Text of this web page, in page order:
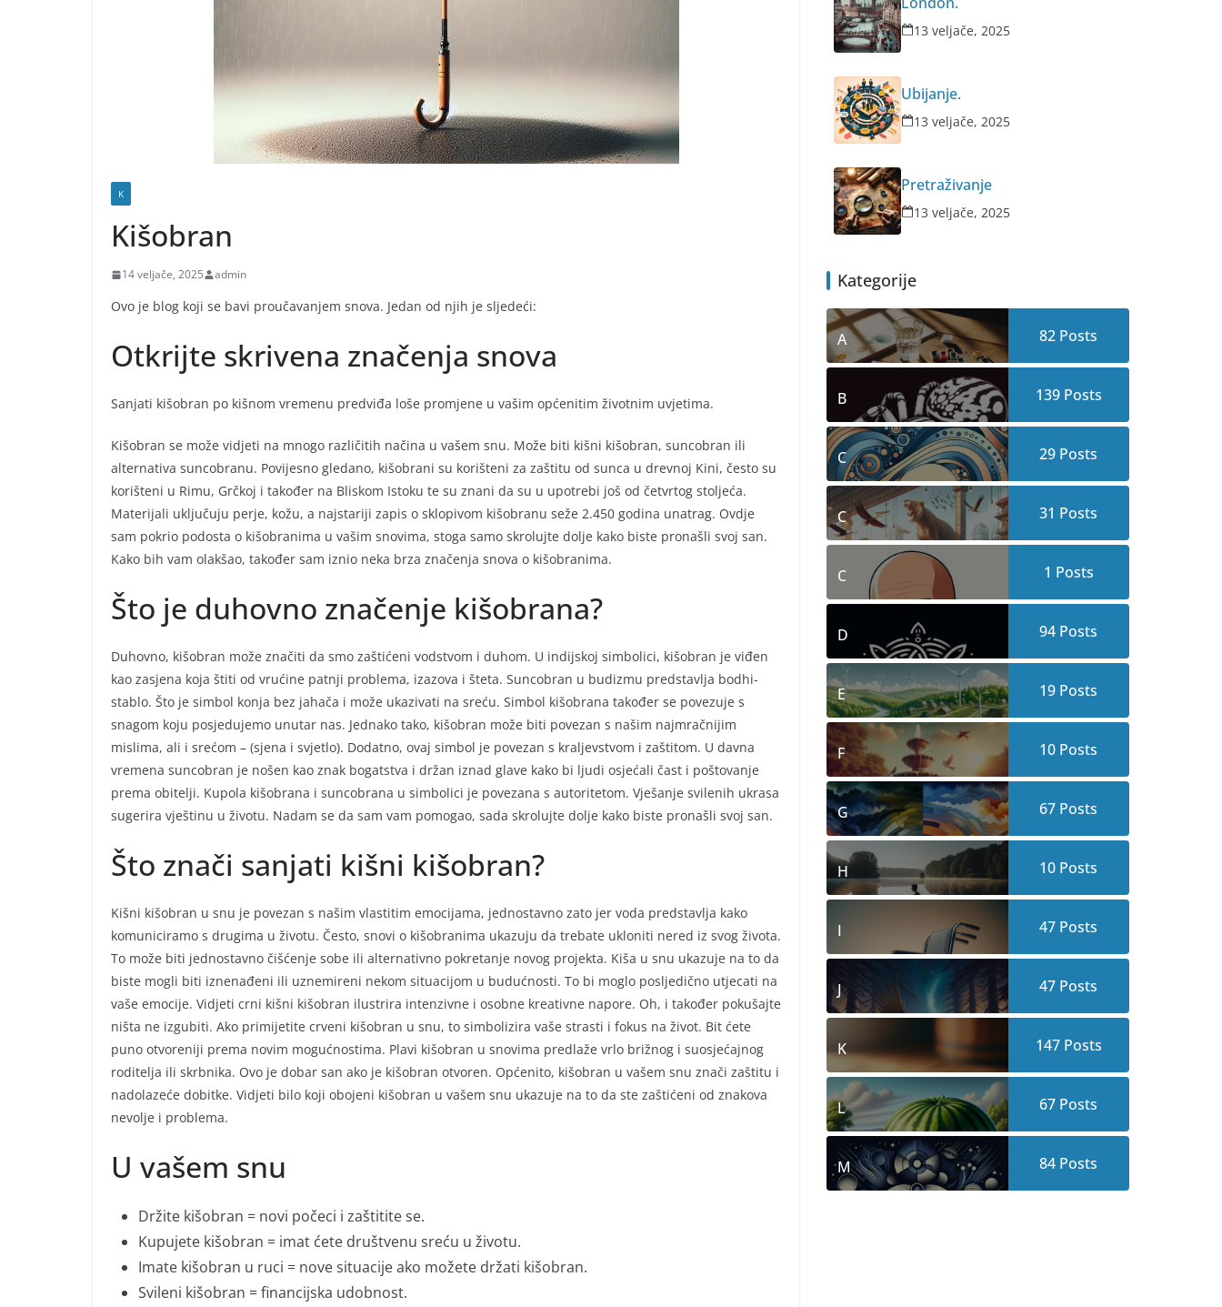
K
Kišobran
14 veljače, 2025 admin
Ovo je blog koji se bavi proučavanjem snova. Jedan od njih je sljedeći:
Otkrijte skrivena značenja snova
Sanjati kišobran po kišnom vremenu predviđa loše promjene u vašim općenitim životnim uvjetima.
Kišobran se može vidjeti na mnogo različitih načina u vašem snu. Može biti kišni kišobran, suncobran ili
alternativa suncobranu. Povijesno gledano, kišobrani su korišteni za zaštitu od sunca u drevnoj Kini, često su
korišteni u Rimu, Grčkoj i također na Bliskom Istoku te su znani da su u upotrebi još od četvrtog stoljeća.
Materijali uključuju perje, kožu, a najstariji zapis o sklopivom kišobranu seže 2.450 godina unatrag. Ovdje
sam pokrio podosta o kišobranima u vašim snovima, stoga samo skrolujte dolje kako biste pronašli svoj san.
Kako bih vam olakšao, također sam iznio neka brza značenja snova o kišobranima.
Što je duhovno značenje kišobrana?
Duhovno, kišobran može značiti da smo zaštićeni vodstvom i duhom. U indijskoj simbolici, kišobran je viđen
kao zasjena koja štiti od vrućine patnji problema, izazova i šteta. Suncobran u budizmu predstavlja bodhi-
stablo. Što je simbol konja bez jahača i može ukazivati na sreću. Simbol kišobrana također se povezuje s
snagom koju posjedujemo unutar nas. Jednako tako, kišobran može biti povezan s našim najmračnijim
mislima, ali i srećom – (sjena i svjetlo). Dodatno, ovaj simbol je povezan s kraljevstvom i zaštitom. U davna
vremena suncobran je nošen kao znak bogatstva i držan iznad glave kako bi ljudi osjećali čast i poštovanje
prema obitelji. Kupola kišobrana i suncobrana u simbolici je povezana s autoritetom. Vješanje svilenih ukrasa
sugerira vještinu u životu. Nadam se da sam vam pomogao, sada skrolujte dolje kako biste pronašli svoj san.
Što znači sanjati kišni kišobran?
Kišni kišobran u snu je povezan s našim vlastitim emocijama, jednostavno zato jer voda predstavlja kako
komuniciramo s drugima u životu. Često, snovi o kišobranima ukazuju da trebate ukloniti nered iz svog života.
To može biti jednostavno čišćenje sobe ili alternativno pokretanje novog projekta. Kiša u snu ukazuje na to da
biste mogli biti iznenađeni ili uznemireni nekom situacijom u budućnosti. To bi moglo posljedično utjecati na
vaše emocije. Vidjeti crni kišni kišobran ilustrira intenzivne i osobne kreativne napore. Oh, i također pokušajte
ništa ne izgubiti. Ako primijetite crveni kišobran u snu, to simbolizira vaše strasti i fokus na život. Bit ćete
puno otvoreniji prema novim mogućnostima. Plavi kišobran u snovima predlaže vrlo brižnog i suosjećajnog
roditelja ili skrbnika. Ovo je dobar san ako je kišobran otvoren. Općenito, kišobran u vašem snu znači zaštitu i
nadolazeće dobitke. Vidjeti bilo koji obojeni kišobran u vašem snu ukazuje na to da ste zaštićeni od znakova
nevolje i problema.
U vašem snu
Držite kišobran = novi počeci i zaštitite se.
Kupujete kišobran = imat ćete društvenu sreću u životu.
Imate kišobran u ruci = nove situacije ako možete držati kišobran.
Svileni kišobran = financijska udobnost.
13 veljače, 2025
Ubijanje.
13 veljače, 2025
Pretraživanje
13 veljače, 2025
Kategorije
A 82 Posts
B 139Posts
C 29 Posts
C 31 Posts
C 1 Posts
D 94 Posts
E 19 Posts
F 10 Posts
G 67 Posts
H 10 Posts
I 47 Posts
J 47 Posts
K 147Posts
L 67 Posts
M 84 Posts